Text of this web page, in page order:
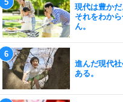
現代は豊かだ
それをわか
ん。
進んだ現代
ある。